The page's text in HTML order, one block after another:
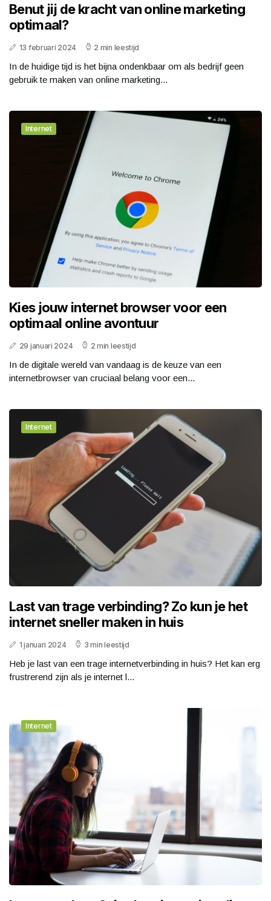
Benut jij de kracht van online marketing
optimaal?
13 februari 2024 2 min leestijd
In de huidige tijd is het bijna ondenkbaar om als bedrijf geen
gebruik te maken van online marketing...
Internet
Kies jouw internet browser voor een
optimaal online avontuur
29 januari 2024 2 min leestijd
In de digitale wereld van vandaag is de keuze van een
internetbrowser van cruciaal belang voor een...
Internet
Last van trage verbinding? Zo kun je het
internet sneller maken in huis
1 januari 2024 3 min leestijd
Heb je last van een trage internetverbinding in huis? Het kan erg
frustrerend zijn als je internet l...
Internet